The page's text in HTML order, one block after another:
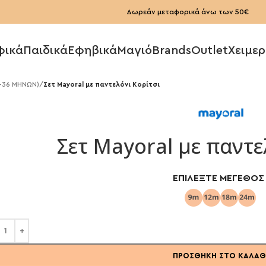
Δωρεάν μεταφορικά άνω των 50€
Παιδικά ΕφηβικάΜαγιό BrandsOutlet
36 ΜΗΝΩΝ)/Σετ Mayoral με παντελόνι Κορίτσι
Σετ Mayoral με
ΕΠΙΛΈΞΤΕ ΜΈΓΕΘΟΣ
ΠΡΟΣΘΉΚΗ ΣΤΟ